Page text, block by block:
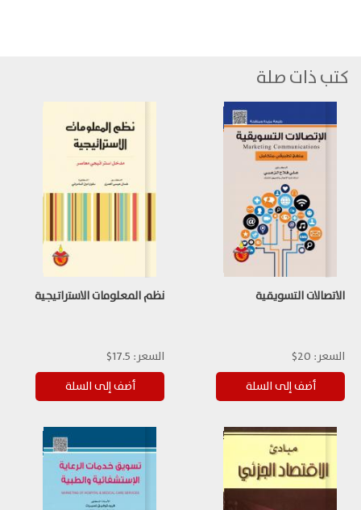
كتب ذات صلة
الاتصالات التسويقية
السعر: 20$
نظم المعلومات الاستراتيجية
السعر: 17.5$